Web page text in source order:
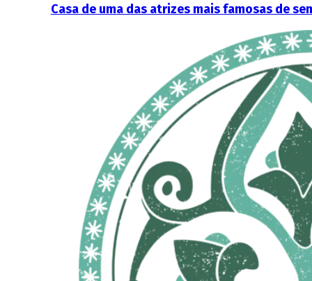
Casa de uma das atrizes mais famosas de